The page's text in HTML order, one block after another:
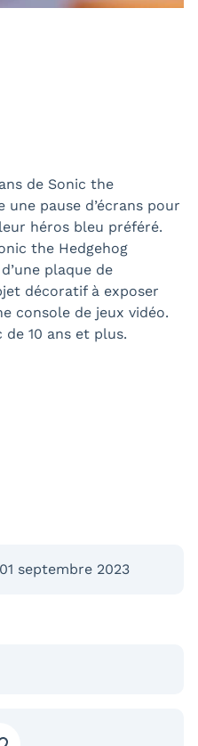
de Sonic the
pause d’écrans pour
héros bleu préféré.
the Hedgehog
plaque de
décoratif à exposer
console de jeux vidéo.
10 ans et plus.
01 septembre 2023